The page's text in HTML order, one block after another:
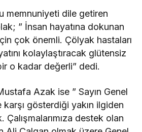
memnuniyeti dile getiren
” İnsan hayatına dokunan
çok önemli. Çölyak hastaları
kolaylaştıracak glütensiz
o kadar değerli” dedi.
Azak ise ” Sayın Genel
gösterdiği yakın ilgiden
destek olan